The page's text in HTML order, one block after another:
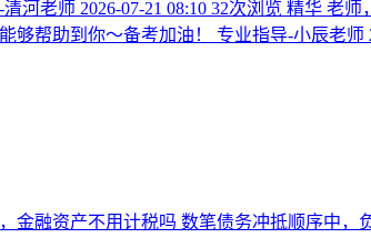
河老师 2026-07-21 08:10 32次浏览 精华 老师
够帮助到你～备考加油！
专业指导-小辰老师
金融资产不用计税吗 数笔债务冲抵顺序中，